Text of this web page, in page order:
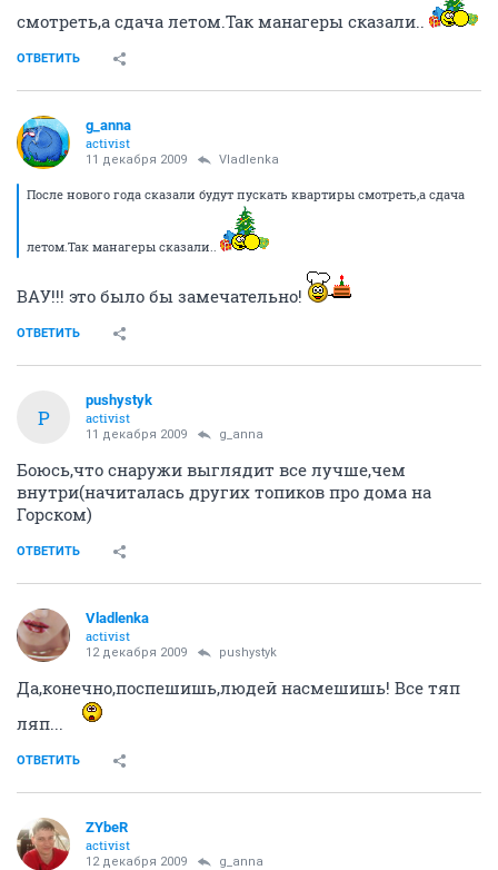
смотреть,а сдача летом.Так манагеры сказали..
ОТВЕТИТЬ
g_anna
activist
11 декабря 2009 Vladlenka
После нового года сказали будут пускать квартиры смотреть,а сдача
летом.Так манагеры сказали..
ВАУ!!! это было бы замечательно!
ОТВЕТИТЬ
P
pushystyk
activist
11 декабря 2009 g_anna
Боюсь,что снаружи выглядит все лучше,чем
внутри(начиталась других топиков про дома на
Горском)
ОТВЕТИТЬ
Vladlenka
activist
12 декабря 2009 pushystyk
Да,конечно,поспешишь,людей насмешишь! Все тяп
ляп...
ОТВЕТИТЬ
ZYbeR
activist
12 декабря 2009 g_anna